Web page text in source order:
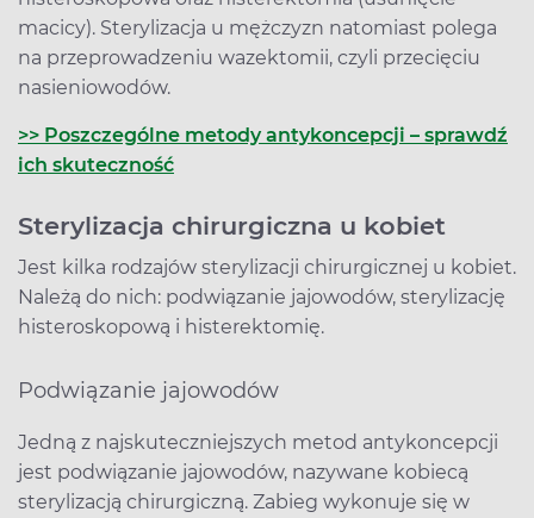
macicy). Sterylizacja u mężczyzn natomiast polega
na przeprowadzeniu wazektomii, czyli przecięciu
nasieniowodów.
>> Poszczególne metody antykoncepcji – sprawdź
ich skuteczność
Sterylizacja chirurgiczna u kobiet
Jest kilka rodzajów sterylizacji chirurgicznej u kobiet.
Należą do nich: podwiązanie jajowodów, sterylizację
histeroskopową i histerektomię.
Podwiązanie jajowodów
Jedną z najskuteczniejszych metod antykoncepcji
jest podwiązanie jajowodów, nazywane kobiecą
sterylizacją chirurgiczną. Zabieg wykonuje się w